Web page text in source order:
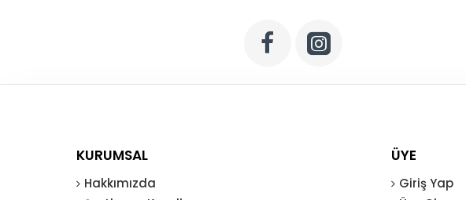
KURUMSAL
Hakkımızda
ÜYE
Giriş Yap